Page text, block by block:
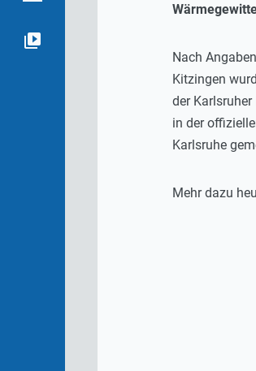
Nach
Kitzingen
der
in der
Karlsruhe
Mehr dazu